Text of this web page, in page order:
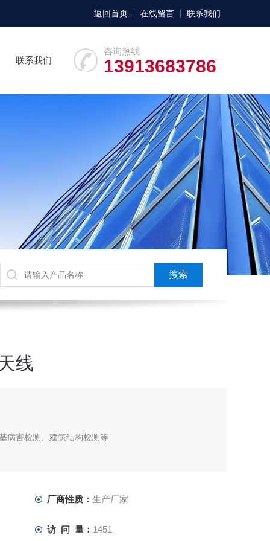
返回首页 在线留言 联系我们
咨询热线
13913683786
联系我们
线
病害检测、建筑结构检测等
厂商性质： 生产厂家
访 问 量： 1451